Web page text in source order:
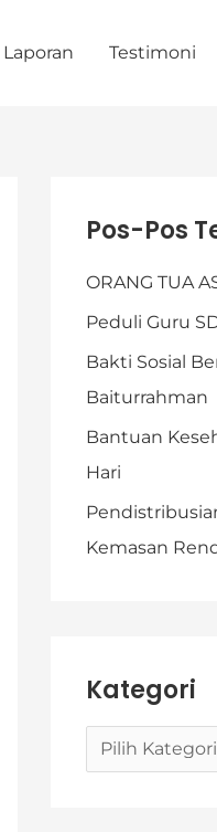
Laporan Testimoni
Pos-Pos
ORANG TUA
Peduli Guru
Bakti Sosial
Baiturrahman
Bantuan
Hari
Kemasan
Kategori
a
g
o
r
i